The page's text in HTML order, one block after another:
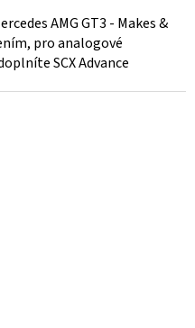
AMG GT3 - Makes &
pro analogové
SCX Advance